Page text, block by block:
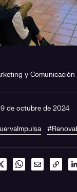
y Comunicación
de octubre de 2024